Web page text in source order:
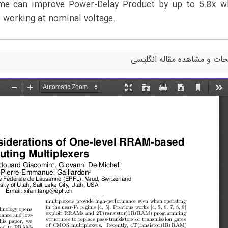
can improve Power-Delay Product by up to 5.8x
at nominal voltage.
و مشاهده مقاله انگلیسی